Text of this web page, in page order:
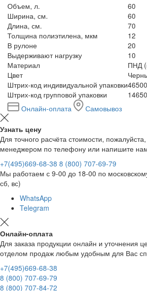
Объем, л.
60
Ширина, см.
60
Длина, см.
70
Толщина полиэтилена, мкм
12
В рулоне
20
Выдерживают нагрузку
10
Материал
ПНД
Цвет
Штрих-код индивидуальной упаковки
Штрих-код групповой упаковки
Онлайн-оплата
Самовывоз
Узнать цену
Для точного расчёта стоимости,
менеджером по телефону или напишите
+7(495)669-68-38 8 (800) 707-69-79
Мы работаем с 9-00 до 18-00 по
сб, вс)
WhatsApp
Telegram
Онлайн-оплата
Для заказа продукции онлайн и уточнения
отделом продаж любым удобным для Вас
+7(495)669-68-38
8 (800) 707-69-79
8 (800) 707-84-72